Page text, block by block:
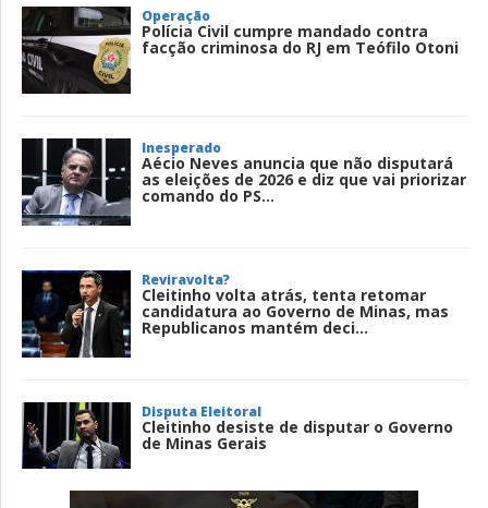
Operação
Polícia Civil cumpre mandado contra
facção criminosa do RJ em Teófilo Otoni
Inesperado
Aécio Neves anuncia que não disputará
as eleições de 2026 e diz que vai priorizar
comando do PS...
Reviravolta?
Cleitinho volta atrás, tenta retomar
candidatura ao Governo de Minas, mas
Republicanos mantém deci...
Disputa Eleitoral
Cleitinho desiste de disputar o Governo
de Minas Gerais